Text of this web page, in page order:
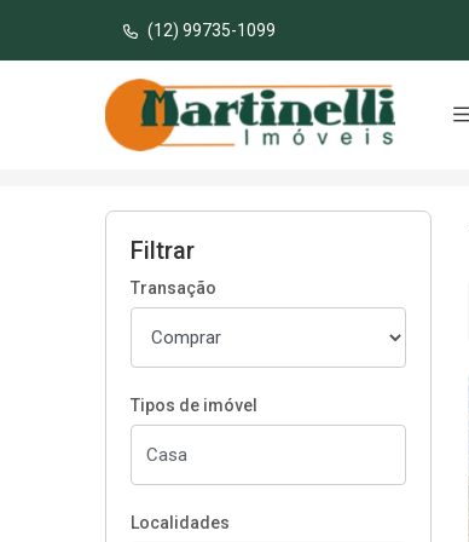
(12) 99735-1099
Página inicial
Filtrar
Transação
Tipos de imóvel
Localidades